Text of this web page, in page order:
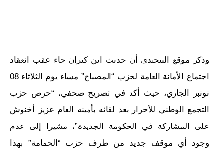
وذكر موقع البيجيدي أن حديث ابن كيران جاء عقب انعقاد
اجتماع الأمانة العامة لحزب “المصباح” مساء يوم الثلاثاء 08
نونبر الجاري، حيث أكد في تصريح صحفي، “حرص حزب
التجمع الوطني للأحرار بعد لقائه بأمينه العام عزيز أخنوش
على المشاركة في الحكومة الجديدة”، مشيرا إلى عدم
وجود أي موقف جديد من طرف حزب “الحمامة” بهذا